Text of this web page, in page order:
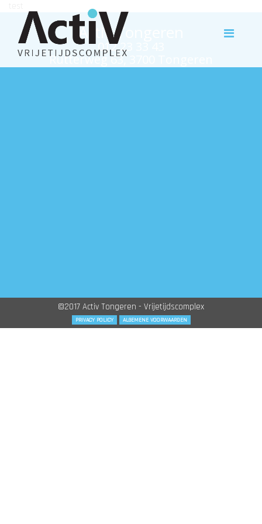
Activ Tongeren
012 23 33 43
Rutterweg 63, 3700 Tongeren
©2017 Activ Tongeren - Vrijetijdscomplex
PRIVACY POLICY ALGEMENE VOORWAARDEN